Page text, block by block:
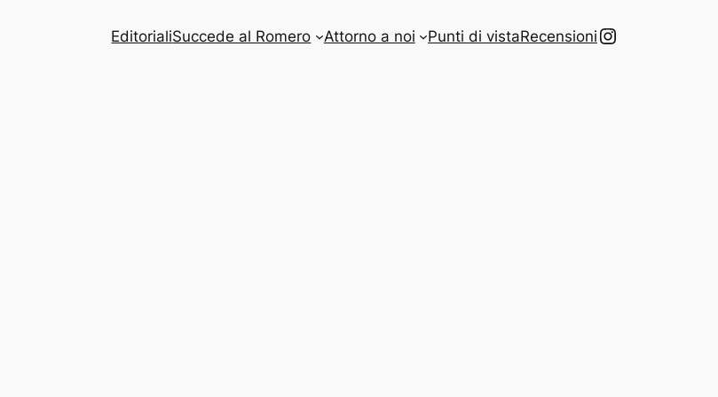
EditorialiSuccede al Romero Attorno a noi Punti di vistaRecensioni Instagram